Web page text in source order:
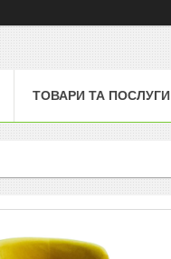
ТОВАРИ ТА ПОСЛУГИ